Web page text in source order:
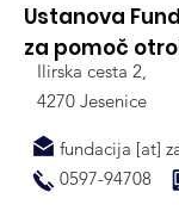
Ustanova
za pomoč
Ilirska cesta 2,
4270 Jesenice
fundacija [at]
0597-94708